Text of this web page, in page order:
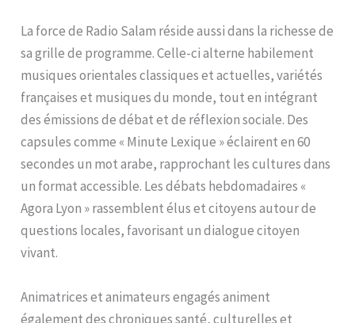
La force de Radio Salam réside aussi dans la richesse de
sa grille de programme. Celle-ci alterne habilement
musiques orientales classiques et actuelles, variétés
françaises et musiques du monde, tout en intégrant
des émissions de débat et de réflexion sociale. Des
capsules comme « Minute Lexique » éclairent en 60
secondes un mot arabe, rapprochant les cultures dans
un format accessible. Les débats hebdomadaires «
Agora Lyon » rassemblent élus et citoyens autour de
questions locales, favorisant un dialogue citoyen
vivant.
Animatrices et animateurs engagés animent
également des chroniques santé, culturelles et